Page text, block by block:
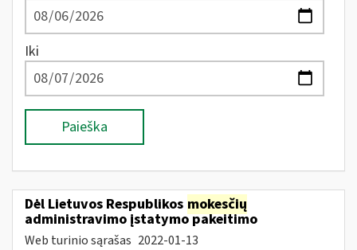
Iki
Paieška
Dėl Lietuvos Respublikos mokesčių
administravimo įstatymo pakeitimo
Web turinio sąrašas 2022-01-13